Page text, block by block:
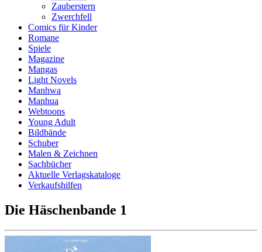
Zauberstern
Zwerchfell
Comics für Kinder
Romane
Spiele
Magazine
Mangas
Light Novels
Manhwa
Manhua
Webtoons
Young Adult
Bildbände
Schuber
Malen & Zeichnen
Sachbücher
Aktuelle Verlagskataloge
Verkaufshilfen
Die Häschenbande 1